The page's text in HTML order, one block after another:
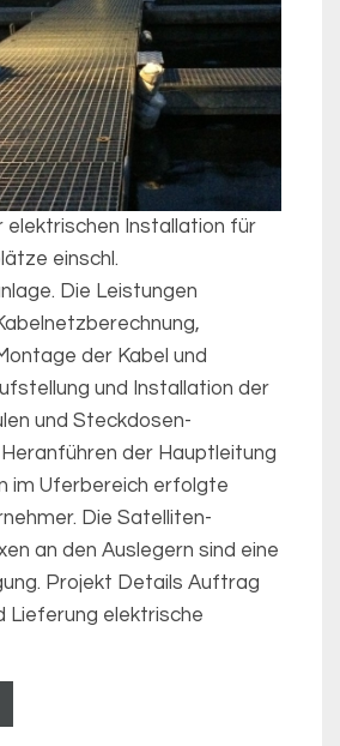
elektrischen Installation für
einschl.
Die Leistungen
der Kabel und
und Installation der
und Steckdosen-
der Hauptleitung
im Uferbereich erfolgte
Die Satelliten-
an den Auslegern sind eine
Projekt Details Auftrag
Lieferung elektrische